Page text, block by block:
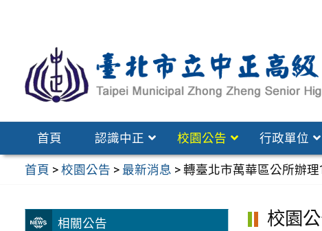
區
首頁 認識中正 校園公告 行政單位
首頁 >校園公告 > 最新消息 >轉臺北市萬華區公所辦
相關公告
校園